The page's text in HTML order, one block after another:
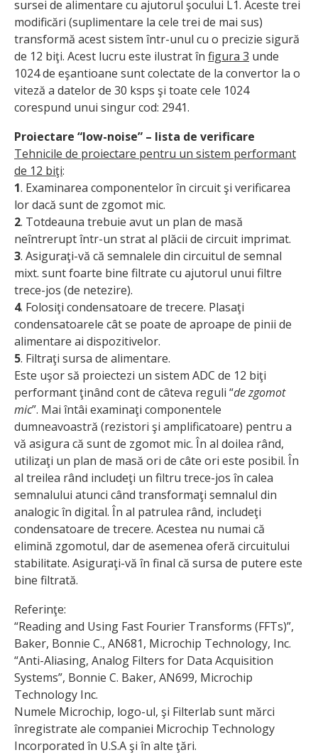
sursei de alimentare cu ajutorul şocului L1. Aceste trei
modificări (suplimentare la cele trei de mai sus)
transformă acest sistem într-unul cu o precizie sigură
de 12 biţi. Acest lucru este ilustrat în figura 3 unde
1024 de eşantioane sunt colectate de la convertor la o
viteză a datelor de 30 ksps şi toate cele 1024
corespund unui singur cod: 2941.
Proiectare “low-noise” – lista de verificare
Tehnicile de proiectare pentru un sistem performant
de 12 biţi:
1. Examinarea componentelor în circuit şi verificarea
lor dacă sunt de zgomot mic.
2. Totdeauna trebuie avut un plan de masă
neîntrerupt într-un strat al plăcii de circuit imprimat.
3. Asiguraţi-vă că semnalele din circuitul de semnal
mixt. sunt foarte bine filtrate cu ajutorul unui filtre
trece-jos (de netezire).
4. Folosiţi condensatoare de trecere. Plasaţi
condensatoarele cât se poate de aproape de pinii de
alimentare ai dispozitivelor.
5. Filtraţi sursa de alimentare.
Este uşor să proiectezi un sistem ADC de 12 biţi
performant ţinând cont de câteva reguli “de zgomot
mic”. Mai întâi examinaţi componentele
dumneavoastră (rezistori şi amplificatoare) pentru a
vă asigura că sunt de zgomot mic. În al doilea rând,
utilizaţi un plan de masă ori de câte ori este posibil. În
al treilea rând includeţi un filtru trece-jos în calea
semnalului atunci când transformaţi semnalul din
analogic în digital. În al patrulea rând, includeţi
condensatoare de trecere. Acestea nu numai că
elimină zgomotul, dar de asemenea oferă circuitului
stabilitate. Asiguraţi-vă în final că sursa de putere este
bine filtrată.
Referinţe:
“Reading and Using Fast Fourier Transforms (FFTs)”,
Baker, Bonnie C., AN681, Microchip Technology, Inc.
“Anti-Aliasing, Analog Filters for Data Acquisition
Systems”, Bonnie C. Baker, AN699, Microchip
Technology Inc.
Numele Microchip, logo-ul, şi Filterlab sunt mărci
înregistrate ale companiei Microchip Technology
Incorporated în U.S.A şi în alte ţări.